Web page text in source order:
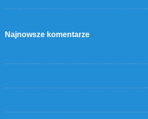
Najnowsze komentarze